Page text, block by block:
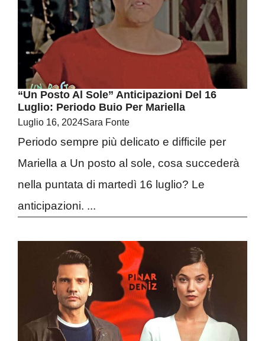
“Un Posto Al Sole” Anticipazioni Del 16
Luglio: Periodo Buio Per Mariella
Luglio 16, 2024Sara Fonte
Periodo sempre più delicato e difficile per
Mariella a Un posto al sole, cosa succederà
nella puntata di martedì 16 luglio? Le
anticipazioni. ...